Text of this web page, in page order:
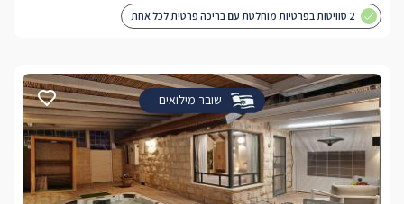
2 סוויטות בפרטיות מוחלטת עם בריכה פרטית לכל אחת
שובר מילואים